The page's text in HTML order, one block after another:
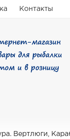
Контакты
Вертлюги,